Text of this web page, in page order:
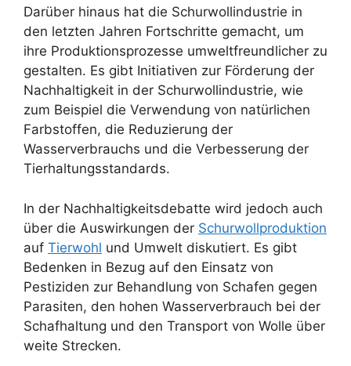
Darüber hinaus hat die Schurwollindustrie in
den letzten Jahren Fortschritte gemacht, um
ihre Produktionsprozesse umweltfreundlicher zu
gestalten. Es gibt Initiativen zur Förderung der
Nachhaltigkeit in der Schurwollindustrie, wie
zum Beispiel die Verwendung von natürlichen
Farbstoffen, die Reduzierung der
Wasserverbrauchs und die Verbesserung der
Tierhaltungsstandards.
In der Nachhaltigkeitsdebatte wird jedoch auch
über die Auswirkungen der Schurwollproduktion
auf Tierwohl und Umwelt diskutiert. Es gibt
Bedenken in Bezug auf den Einsatz von
Pestiziden zur Behandlung von Schafen gegen
Parasiten, den hohen Wasserverbrauch bei der
Schafhaltung und den Transport von Wolle über
weite Strecken.